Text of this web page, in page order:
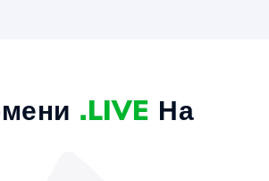
.LIVE На